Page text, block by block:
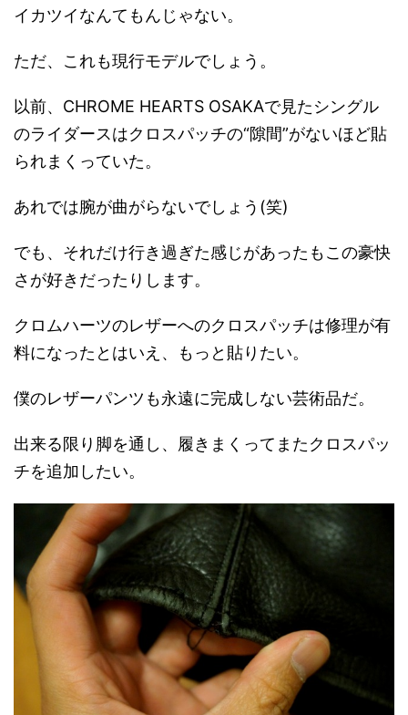
イカツイなんてもんじゃない。
ただ、これも現行モデルでしょう。
以前、CHROME HEARTS OSAKAで見たシングル
のライダースはクロスパッチの“隙間”がないほど貼
られまくっていた。
あれでは腕が曲がらないでしょう(笑)
でも、それだけ行き過ぎた感じがあったもこの豪快
さが好きだったりします。
クロムハーツのレザーへのクロスパッチは修理が有
料になったとはいえ、もっと貼りたい。
僕のレザーパンツも永遠に完成しない芸術品だ。
出来る限り脚を通し、履きまくってまたクロスパッ
チを追加したい。